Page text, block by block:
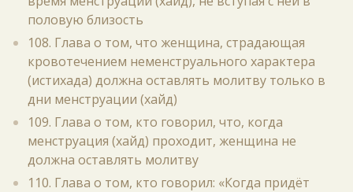
половую близость
108. Глава о том, что женщина, страдающая
кровотечением неменструального характера
(истихада) должна оставлять молитву только в
дни менструации (хайд)
109. Глава о том, кто говорил, что, когда
менструация (хайд) проходит, женщина не
должна оставлять молитву
110. Глава о том, кто говорил: «Когда придёт